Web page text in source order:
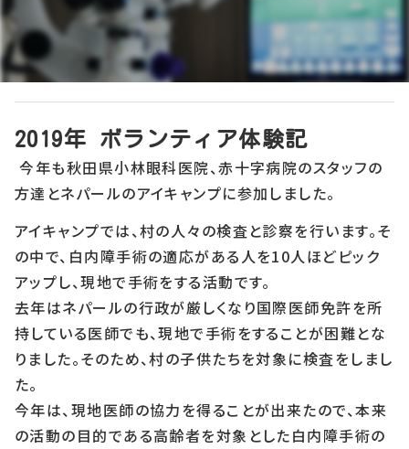
験記
2019年1月14日
2019年 ボランティア体験記
今年も秋田県小林眼科医院、赤十字病院のスタッフの
方達とネパールのアイキャンプに参加しました。
アイキャンプでは、村の人々の検査と診察を行います。そ
の中で、白内障手術の適応がある人を10人ほどピック
アップし、現地で手術をする活動です。
去年はネパールの行政が厳しくなり国際医師免許を所
持している医師でも、現地で手術をすることが困難とな
りました。そのため、村の子供たちを対象に検査をしまし
た。
今年は、現地医師の協力を得ることが出来たので、本来
の活動の目的である高齢者を対象とした白内障手術の